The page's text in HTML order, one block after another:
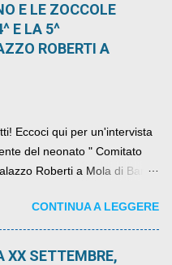
E LE ZOCCOLE
E LA 5^
ROBERTI A
Eccoci qui per un'intervista
del neonato " Comitato
Roberti a Mola di Bari ,
CONTINUA A LEGGERE
XX SETTEMBRE,